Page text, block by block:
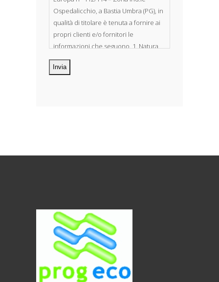
Ospedalicchio, a Bastia Umbra (PG), in
qualità di titolare è tenuta a fornire ai
propri clienti e/o fornitori le
informazioni che seguono. 1. Natura
dei dati personali Costituiscono
oggetto di trattamento i Suoi dati
convinzioni religiose, filosofiche o di
altro genere, le opinioni politiche,
l’adesione a partiti, sindacati,
associazioni od organizzazioni a
carattere religioso, filosofico, politico o
sindacale, nonché i dati personali